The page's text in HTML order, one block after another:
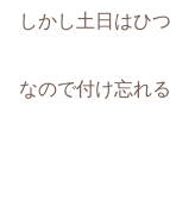
しかし土日はひ
なので付け忘れ